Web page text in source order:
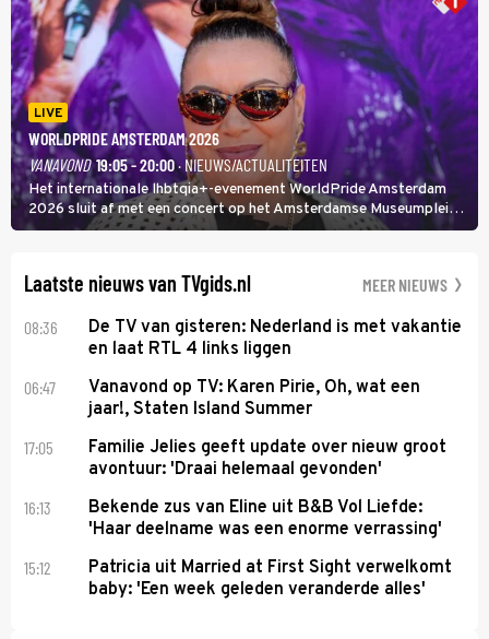
LIVE
WORLDPRIDE AMSTERDAM 2026
VANAVOND 19:05 - 20:00· NIEUWS/ACTUALITEITEN
Het internationale lhbtqia+-evenement WorldPride Amsterdam
2026 sluit af met een concert op het Amsterdamse Museumplein.
Anita Doth is een van de optredende artiesten. In de jaren 90
Laatste nieuws van TVgids.nl MEER NIEUWS
08:36
De TV van gisteren: Nederland is met vakantie
en laat RTL 4 links liggen
06:47
Vanavond op TV: Karen Pirie, Oh, wat een
jaar!, Staten Island Summer
17:05
Familie Jelies geeft update over nieuw groot
avontuur: 'Draai helemaal gevonden'
16:13
Bekende zus van Eline uit B&B Vol Liefde:
'Haar deelname was een enorme verrassing'
15:12
Patricia uit Married at First Sight verwelkomt
baby: 'Een week geleden veranderde alles'